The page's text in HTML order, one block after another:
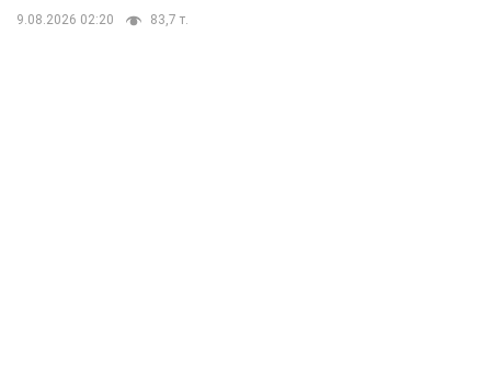
9.08.2026 02:20 83,7 т.